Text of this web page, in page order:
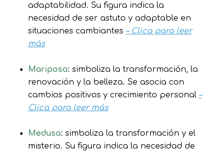
adaptabilidad. Su figura indica la
necesidad de ser astuto y adaptable en
situaciones cambiantes – Clica para leer
más
Mariposa: simboliza la transformación, la
renovación y la belleza. Se asocia con
cambios positivos y crecimiento personal –
Clica para leer más
Medusa: simboliza la transformación y el
misterio. Su figura indica la necesidad de